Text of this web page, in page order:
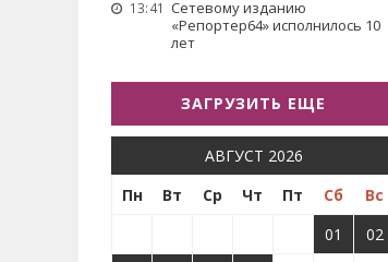
13:41 Сетевому изданию
«Репортер64» исполнилось 10
лет
ЗАГРУЗИТЬ ЕЩЕ
АВГУСТ 2026
Пн
Вт Ср Чт Пт Сб
Вс
01
02